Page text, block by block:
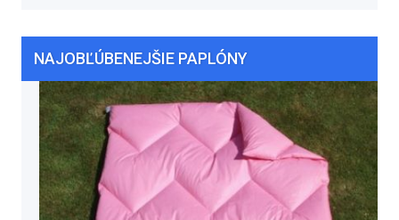
NAJOBĽÚBENEJŠIE PAPLÓNY